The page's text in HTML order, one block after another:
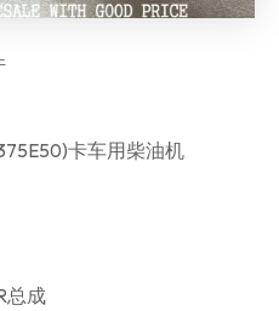
卡车用柴油机
总成